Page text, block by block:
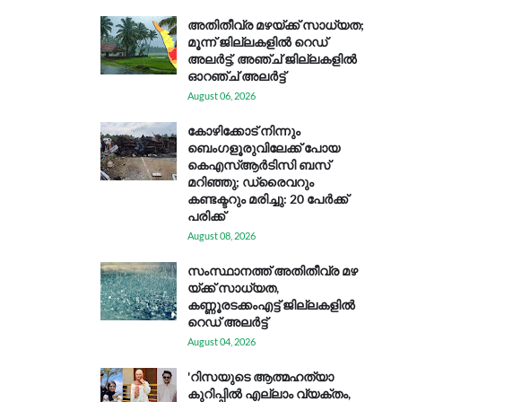
അതിതീവ്ര മഴയ്ക്ക് സാധ്യത;
മൂന്ന് ജില്ലകളിൽ റെഡ്
അലർട്ട്, അഞ്ച് ജില്ലകളിൽ
ഓറഞ്ച് അലർട്ട്
August 06, 2026
കോഴിക്കോട് നിന്നും
ബെംഗളൂരുവിലേക്ക് പോയ
കെഎസ്ആര്‍ടിസി ബസ്
മറിഞ്ഞു; ഡ്രൈവറും
കണ്ടക്ടറും മരിച്ചു: 20 പേര്‍ക്ക്
പരിക്ക്
August 08, 2026
സം​സ്ഥാ​ന​ത്ത് അ​തി​തീ​വ്ര മ​ഴ​
യ്ക്ക് സാ​ധ്യ​ത,
കണ്ണൂരടക്കംഎ​ട്ട് ജി​ല്ല​ക​ളി​ൽ
റെ​ഡ് അ​ലർ​ട്ട്
August 04, 2026
'റിസയുടെ ആത്മഹത്യാ
കുറിപ്പിൽ എല്ലാം വ്യക്തം,